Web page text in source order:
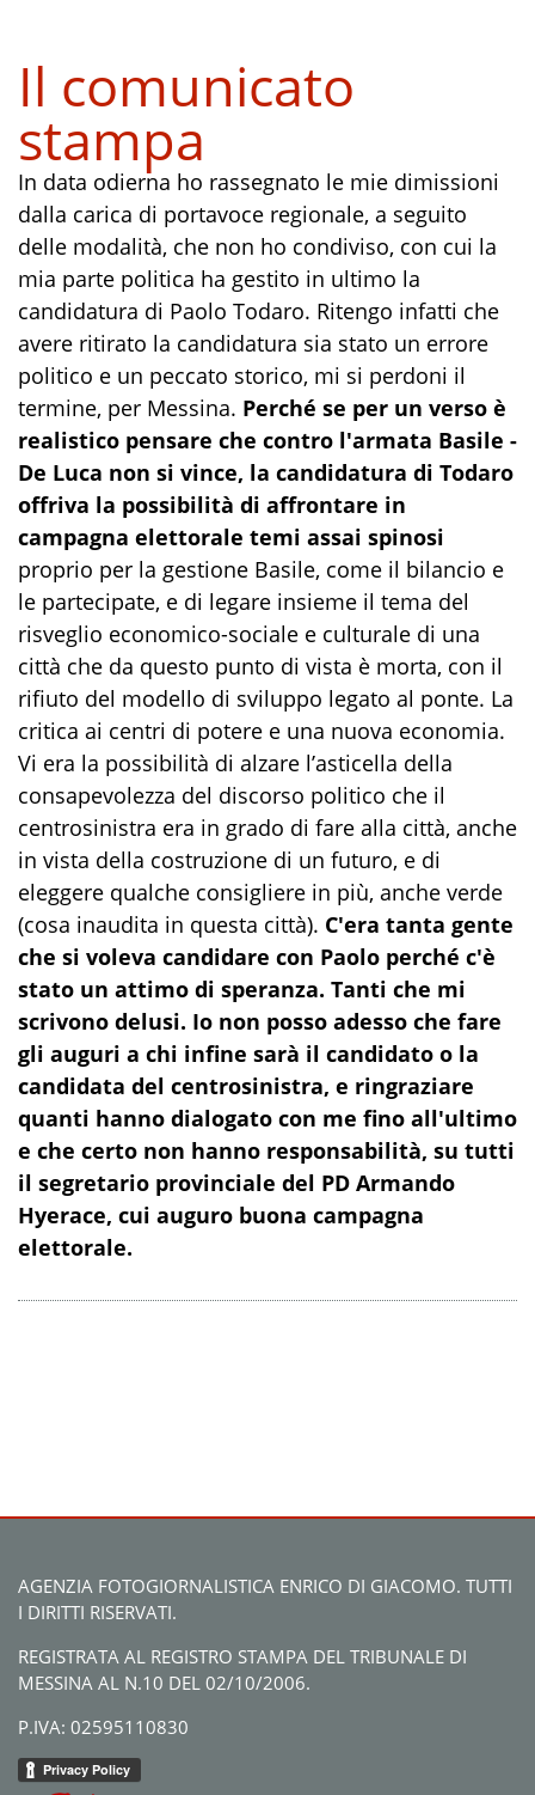
Il comunicato
stampa
In data odierna ho rassegnato le mie dimissioni
dalla carica di portavoce regionale, a seguito
delle modalità, che non ho condiviso, con cui la
mia parte politica ha gestito in ultimo la
candidatura di Paolo Todaro. Ritengo infatti che
avere ritirato la candidatura sia stato un errore
politico e un peccato storico, mi si perdoni il
termine, per Messina. Perché se per un verso è
realistico pensare che contro l'armata Basile -
De Luca non si vince, la candidatura di Todaro
offriva la possibilità di affrontare in
campagna elettorale temi assai spinosi
proprio per la gestione Basile, come il bilancio e
le partecipate, e di legare insieme il tema del
risveglio economico-sociale e culturale di una
città che da questo punto di vista è morta, con il
rifiuto del modello di sviluppo legato al ponte. La
critica ai centri di potere e una nuova economia.
Vi era la possibilità di alzare l’asticella della
consapevolezza del discorso politico che il
centrosinistra era in grado di fare alla città, anche
in vista della costruzione di un futuro, e di
eleggere qualche consigliere in più, anche verde
(cosa inaudita in questa città). C'era tanta gente
che si voleva candidare con Paolo perché c'è
stato un attimo di speranza. Tanti che mi
scrivono delusi. Io non posso adesso che fare
gli auguri a chi infine sarà il candidato o la
candidata del centrosinistra, e ringraziare
quanti hanno dialogato con me fino all'ultimo
e che certo non hanno responsabilità, su tutti
il segretario provinciale del PD Armando
Hyerace, cui auguro buona campagna
elettorale.
AGENZIA FOTOGIORNALISTICA ENRICO DI GIACOMO. TUTTI
I DIRITTI RISERVATI.
REGISTRATA AL REGISTRO STAMPA DEL TRIBUNALE DI
MESSINA AL N.10 DEL 02/10/2006.
P.IVA: 02595110830